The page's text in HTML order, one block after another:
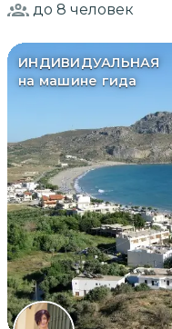
до 8 человек
ИНДИВИДУАЛЬНАЯ
на машине гида